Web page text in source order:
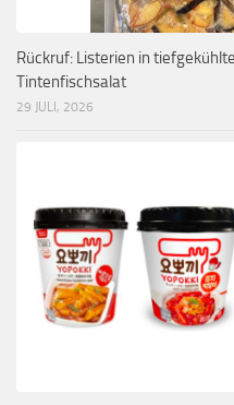
Rückruf: Listerien in
Tintenfischsalat
29 JULI, 2026